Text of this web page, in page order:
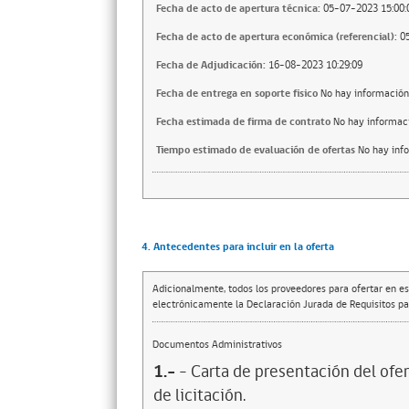
Fecha de acto de apertura técnica: 05-07-2023
Fecha de acto de apertura económica (referencial):
Fecha de Adjudicación: 16-08-2023 10:29:09
Fecha de entrega en soporte fisicoNo hay información
Fecha estimada de firma de contratoNo hay
Tiempo estimado de evaluación de ofertasNo hay
4. Antecedentes para incluir en la oferta
Adicionalmente, todos los proveedores para ofertar en
electrónicamente la Declaración Jurada de Requisitos
Documentos Administrativos
1.- - Carta de presentación del
de licitación.